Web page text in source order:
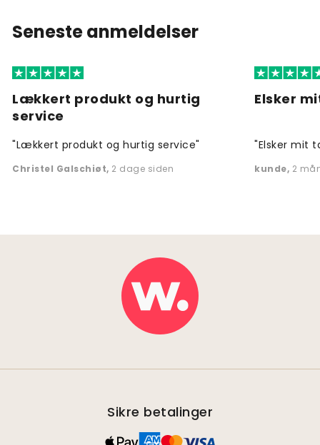
Seneste anmeldelser
Lækkert produkt og hurtig
service
"Lækkert produkt og hurtig service"
Christel Galschiøt, 2 dage siden
Elsker
"Elsker mit
kunde, 2
Sikre betalinger